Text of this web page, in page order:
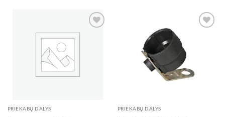
PRIEKABŲ DALYS PRIEKABŲ DALYS